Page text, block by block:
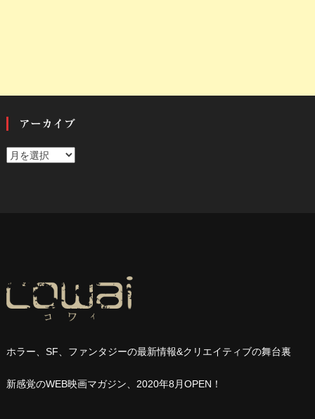
アーカイブ
ア
ホラー、SF、ファンタジーの最新情報&クリエイティブの舞台裏
新感覚のWEB映画マガジン、2020年8月OPEN ！